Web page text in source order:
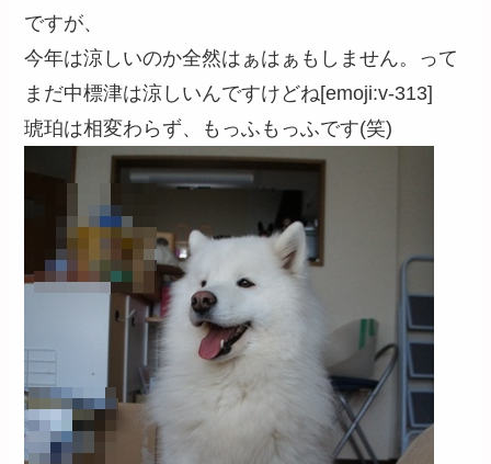
ですが、
今年は涼しいのか全然はぁはぁもしません。って
まだ中標津は涼しいんですけどね[emoji:v-313]
琥珀は相変わらず、もっふもっふです(笑)